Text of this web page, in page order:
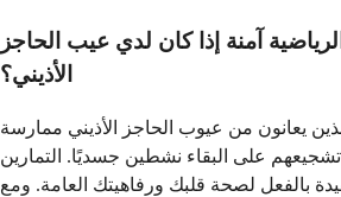
آمنة إذا كان لدي عيب الحاجز
الأذيني؟
يعانون من عيوب الحاجز الأذيني ممارسة
تشجيعهم على البقاء نشطين جسديًا. التمارين
بالفعل لصحة قلبك ورفاهيتك العامة. ومع